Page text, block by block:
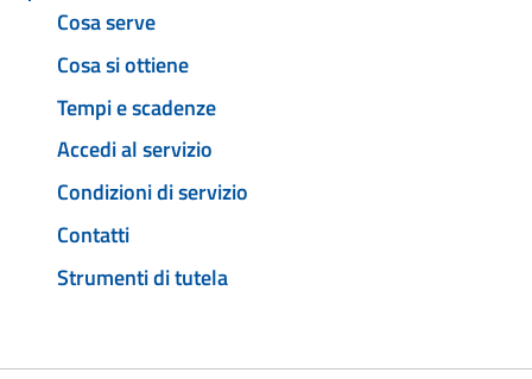
Cosa serve
Cosa si ottiene
Tempi e scadenze
Accedi al servizio
Condizioni di servizio
Contatti
Strumenti di tutela